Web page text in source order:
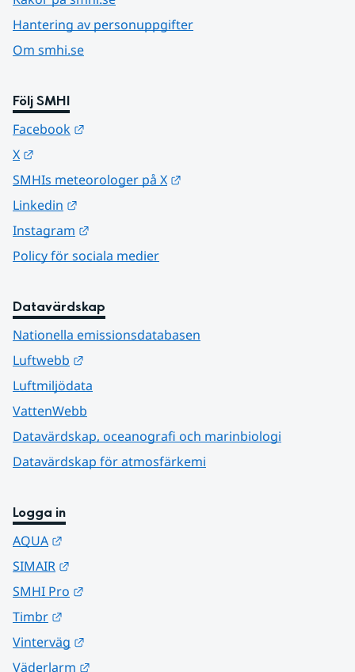
Hantering av personuppgifter
Om smhi.se
Följ SMHI
Facebook
X
SMHIs meteorologer på X
Linkedin
Instagram
Policy för sociala medier
Datavärdskap
Nationella emissionsdatabasen
Luftwebb
Luftmiljödata
VattenWebb
Datavärdskap, oceanografi och marinbiologi
Datavärdskap för atmosfärkemi
Logga in
AQUA
SIMAIR
SMHI Pro
Timbr
Vinterväg
Väderlarm